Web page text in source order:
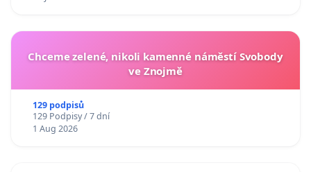
Chceme zelené, nikoli kamenné náměstí Svobody
ve Znojmě
129 podpisů
129 Podpisy / 7 dní
1 Aug 2026